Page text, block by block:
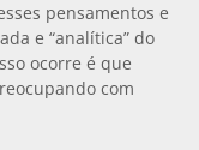
pensamentos e
e “analítica” do
ocorre é que
com